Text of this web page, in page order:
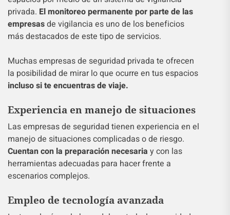
privada. El monitoreo permanente por parte de las
empresasde vigilancia es uno de los beneficios
más destacados de este tipo de servicios.
Muchas empresas de seguridad privada te ofrecen
la posibilidad de mirar lo que ocurre en tus espacios
incluso si te encuentras de viaje.
Experiencia en manejo de situaciones
Las empresas de seguridad tienen experiencia en el
manejo de situaciones complicadas o de riesgo.
Cuentan con la preparación necesaria y con las
herramientas adecuadas para hacer frente a
escenarios complejos.
Empleo de tecnología avanzada